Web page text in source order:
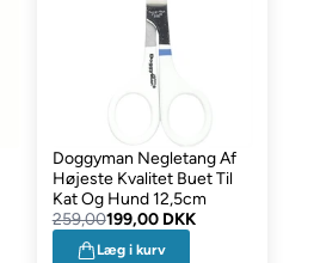
Doggyman Negletang Af
Højeste Kvalitet Buet Til
Kat Og Hund 12,5cm
259,00199,00 DKK
Læg i kurv